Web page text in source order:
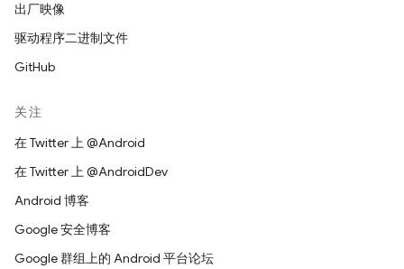
出厂映像
驱动程序二进制文件
GitHub
关注
在 Twitter 上 @Android
在 Twitter 上 @AndroidDev
Android 博客
Google 安全博客
Google 群组上的 Android 平台论坛